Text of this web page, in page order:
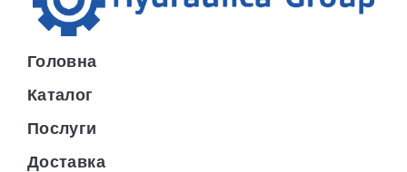
Головна
Каталог
Послуги
Доставка